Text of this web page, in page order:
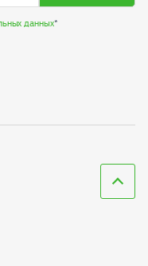
данных*